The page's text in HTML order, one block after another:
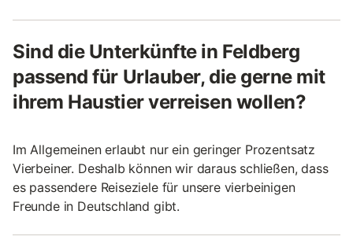
Sind die Unterkünfte in Feldberg
passend für Urlauber, die gerne mit
ihrem Haustier verreisen wollen?
Im Allgemeinen erlaubt nur ein geringer Prozentsatz
Vierbeiner. Deshalb können wir daraus schließen, dass
es passendere Reiseziele für unsere vierbeinigen
Freunde in Deutschland gibt.